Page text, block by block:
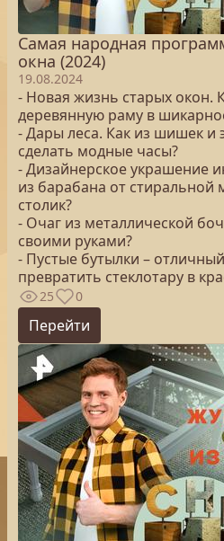
Самая народная
окна (2024)
19.08.2024
- Новая жизнь старых окон.
деревянную раму в
- Дары леса. Как из шишек и
сделать модные часы?
- Дизайнерское украшение
из барабана от
столик?
- Очаг из металлической
своими руками?
- Пустые бутылки –
превратить стеклотару в
25 0
Перейти